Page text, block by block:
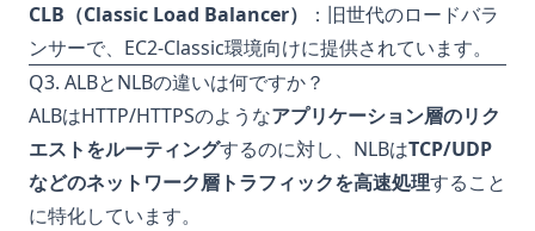
CLB（Classic Load Balancer）
：旧世代のロードバラ
ンサーで、EC2-Classic環境向けに提供されています。
Q3. ALBとNLBの違いは何ですか？
ALBはHTTP/HTTPSのようなアプリケーション層のリク
エストをルーティングするのに対し、NLBはTCP/UDP
などのネットワーク層トラフィックを高速処理すること
に特化しています。